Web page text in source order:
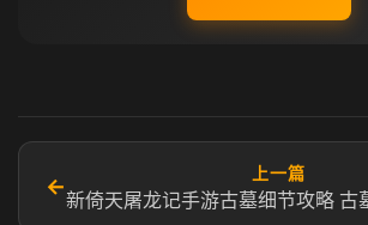
←
上一篇
新倚天屠龙记手游古墓细节攻略 古